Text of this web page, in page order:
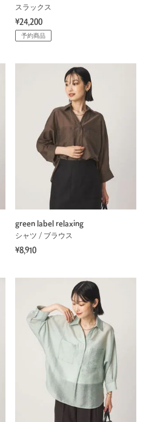
スラックス
¥24,200
予約商品
green label relaxing
シャツ / ブラウス
¥8,910